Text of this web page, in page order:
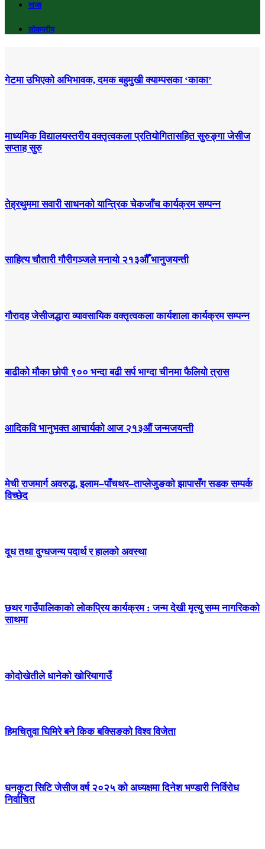
ताजा
लोकप्रीय
गेटमा उभिएको अभिभावक, दमक बहुमुखी क्याम्पसका ‘काका’
माध्यमिक विद्यालयस्तरीय वक्तृत्वकला प्रतियोगितासहित सुरुङ्गा जेसीज
सप्ताह सुरु
तेह्रथुममा सवारी साधनको यान्त्रिक चेकजाँच कार्यक्रम सम्पन्न
साहित्य चौतारी गौरीगञ्जले मनायो २१३औँ भानुजयन्ती
गौरादह जेसीजद्धारा व्यावसायिक वक्तृत्वकला कार्यशाला कार्यक्रम सम्पन्न
बाढीको मौका छोपी ९०० भन्दा बढी सर्प भाग्दा चीनमा फैलियो त्रास
आदिकवि भानुभक्त आचार्यको आज २१३औं जन्मजयन्ती
मेची राजमार्ग अवरुद्ध, इलाम–पाँचथर–ताप्लेजुङको झापासँग सडक सम्पर्क
विच्छेद
दूध तथा दुग्धजन्य पदार्थ र हालको अवस्था
छथर गाउँपालिकाको लोकप्रिय कार्यक्रम : जन्म देखी मृत्यु सम्म नागरिकको
साथमा
कोदोखेतीले धानेको खोरियागाउँ
हिमचितुवा घिमिरे बने किक बक्सिङको विश्व विजेता
धनकुटा सिटि जेसीज वर्ष २०२५ को अध्यक्षमा दिनेश भण्डारी निर्विरोध
निर्वाचित